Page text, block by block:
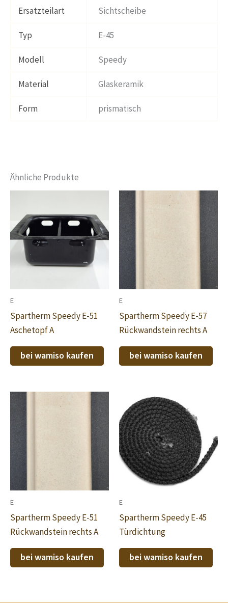
Ersatzteilart Sichtscheibe
Typ E-45
Modell Speedy
Material Glaskeramik
Form prismatisch
Ähnliche Produkte
E
Spartherm Speedy E-51
Aschetopf A
bei wamiso kaufen
E
Spartherm Speedy E-57
Rückwandstein rechts A
bei wamiso kaufen
E
Spartherm Speedy E-51
Rückwandstein rechts A
bei wamiso kaufen
E
Spartherm Speedy E-45
Türdichtung
bei wamiso kaufen